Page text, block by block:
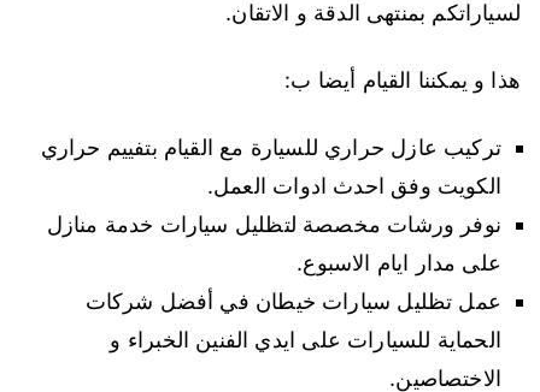
لسياراتكم بمنتهى الدقة و الاتقان.
هذا و يمكننا القيام أيضا ب:
تركيب عازل حراري للسيارة مع القيام بتفييم حراري
الكويت وفق احدث ادوات العمل.
نوفر ورشات مخصصة لتظليل سيارات خدمة منازل
على مدار ايام الاسبوع.
عمل تظليل سيارات خيطان في أفضل شركات
الحماية للسيارات على ايدي الفنين الخبراء و
الاختصاصين.